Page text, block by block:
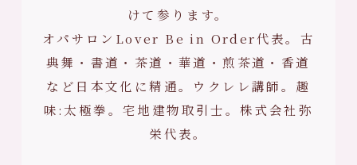
けて参ります。
オパサロンLover Be in Order代表。古
典舞・書道・茶道・華道・煎茶道・香道
など日本文化に精通。ウクレレ講師。趣
味:太極拳。宅地建物取引士。株式会社弥
栄代表。